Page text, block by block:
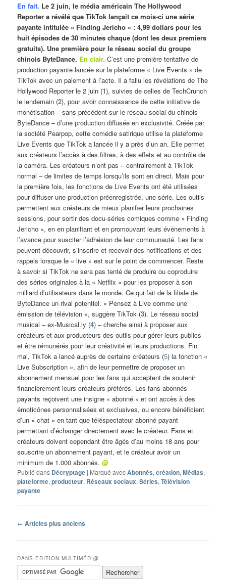
En fait. Le 2 juin, le média américain The Hollywood
Reporter a révélé que TikTok lançait ce mois-ci une série
payante intitulée « Finding Jericho » : 4,99 dollars pour les
huit épisodes de 30 minutes chaque (dont les deux premiers
gratuits). Une première pour le réseau social du groupe
chinois ByteDance. En clair. C’est une première tentative de
production payante lancée sur la plateforme « Live Events » de
TikTok avec un paiement à l’acte. Il a fallu les révélations de The
Hollywood Reporter le 2 juin (1), suivies de celles de TechCrunch
le lendemain (2), pour avoir connaissance de cette initiative de
monétisation – sans précédent sur le réseau social du chinois
ByteDance – d’une production diffusée en exclusivité. Créée par
la société Pearpop, cette comédie satirique utilise la plateforme
Live Events que TikTok a lancée il y a près d’un an. Elle permet
aux créateurs l’accès à des filtres, à des effets et au contrôle de
la caméra. Les créateurs n’ont pas – contrairement à TikTok
normal – de limites de temps lorsqu’ils sont en direct. Mais pour
la première fois, les fonctions de Live Events ont été utilisées
pour diffuser une production préenregistrée, une série. Les outils
permettent aux créateurs de mieux planifier leurs prochaines
sessions, pour sortir des docu-séries comiques comme « Finding
Jericho », en en planifiant et en promouvant leurs événements à
l’avance pour susciter l’adhésion de leur communauté. Les fans
peuvent découvrir, s’inscrire et recevoir des notifications et des
rappels lorsque le « live » est sur le point de commencer. Reste
à savoir si TikTok ne sera pas tenté de produire ou coproduire
des séries originales à la « Netflix » pour les proposer à son
milliard d’utilisateurs dans le monde. Ce qui fait de la filiale de
ByteDance un rival potentiel. « Pensez à Live comme une
émission de télévision », suggère TikTok (3). Le réseau social
musical – ex-Musical.ly (4) – cherche ainsi à proposer aux
créateurs et aux producteurs des outils pour gérer leurs publics
et être rémunérés pour leur créativité et leurs productions. Fin
mai, TikTok a lancé auprès de certains créateurs (5) la fonction «
Live Subscription », afin de leur permettre de proposer un
abonnement mensuel pour les fans qui acceptent de soutenir
financièrement leurs créateurs préférés. Les fans abonnés
payants reçoivent une insigne « abonné » et ont accès à des
émoticônes personnalisées et exclusives, ou encore bénéficient
d’un « chat » en tant que téléspectateur abonné payant
permettant d’échanger directement avec le créateur. Fans et
créateurs doivent cependant être âgés d’au moins 18 ans pour
souscrire un abonnement payant, et le créateur avoir un
minimum de 1.000 abonnés.@
Publié dans Décryptage | Marqué avecAbonnés,création,Médias,
plateforme,producteur, Réseaux sociaux,Séries,Télévision
payante
Navigation
articles
← Articles plus anciens
DANS EDITION MULTIMÉDI@